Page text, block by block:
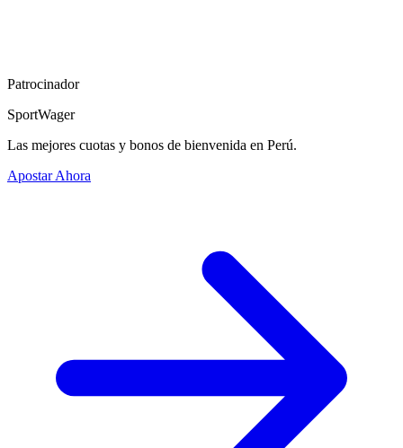
Patrocinador
SportWager
Las mejores cuotas y bonos de bienvenida en Perú.
Apostar Ahora